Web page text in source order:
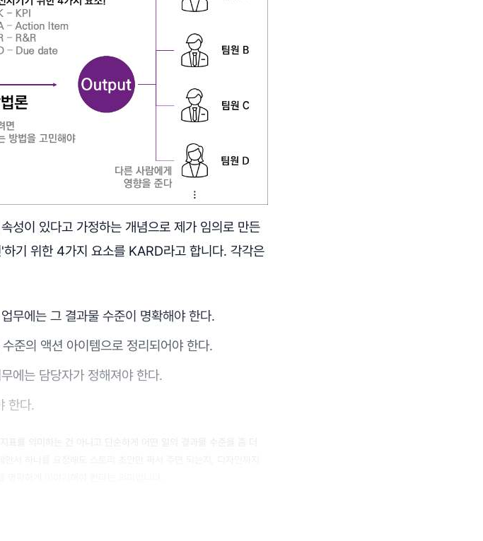
이 있다고 가정하는 개념으로 제가 임의로 만든
기 위한 4가지 요소를 KARD라고 합니다. 각각은
무에는 그 결과물 수준이 명확해야 한다.
준의 액션 아이템으로 정리되어야 한다.
에는 담당자가 정해져야 한다.
한다.
를 의미하는 건 아니고 단순하게 어떤 일의 결과물 수준을 좀 더